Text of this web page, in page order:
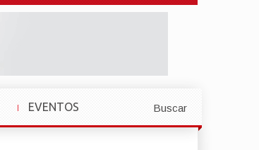
»
EVENTOS
»
Buscar